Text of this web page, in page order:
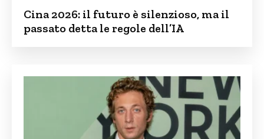
Cina 2026: il futuro è silenzioso, ma il
passato detta le regole dell’IA